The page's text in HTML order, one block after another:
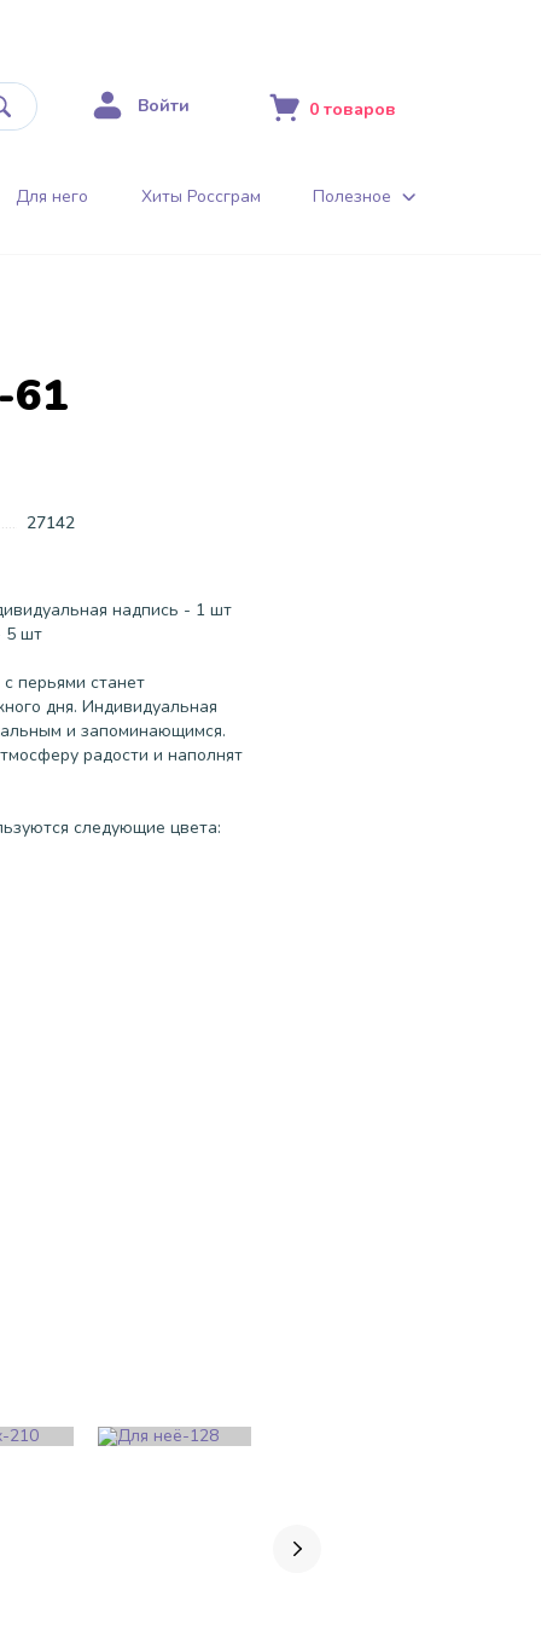
Войти 0 товаров
Для него Хиты Россграм Полезное
61
27142
надпись - 1 шт
5 шт
перьями станет
дня. Индивидуальная
и запоминающимся.
радости и наполнят
следующие цвета: